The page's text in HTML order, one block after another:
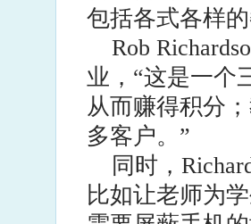
包括各式各样
Rob
业，“这是一个
从而赚得积分
多客户。”
同时，
比如让老师为